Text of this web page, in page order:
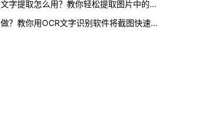
2345看图王图片文字提取怎么用？教你轻松提取图片中的文字
图片转Excel怎么做？教你用OCR文字识别软件将截图快速转成表格